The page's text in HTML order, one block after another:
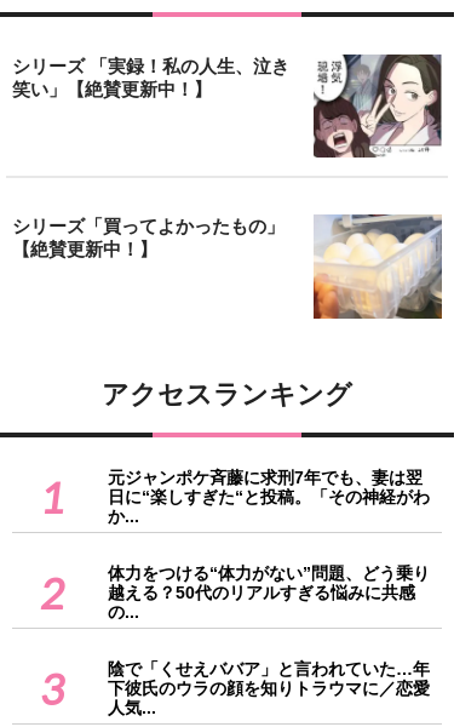
シリーズ 「実録！私の人生、泣き
笑い」【絶賛更新中！】
シリーズ「買ってよかったもの」
【絶賛更新中！】
アクセスランキング
1
元ジャンポケ斉藤に求刑7年でも、妻は翌
日に“楽しすぎた“と投稿。「その神経がわ
か...
2
体力をつける“体力がない”問題、どう乗り
越える？50代のリアルすぎる悩みに共感
の...
3
陰で「くせえババア」と言われていた…年
下彼氏のウラの顔を知りトラウマに／恋愛
人気...